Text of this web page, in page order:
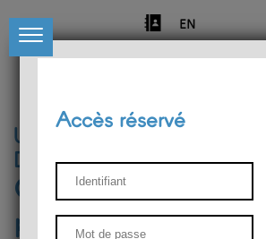
EN
Université de Liège
Département de philosophie
Centre de recherches
phénoménologiques
Accès réservé